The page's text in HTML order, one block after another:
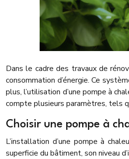
Dans le cadre des travaux de
consommation d’énergie. Ce
plus, l’utilisation d’une pompe à
compte plusieurs paramètres, tels
Choisir une pompe à
L’installation d’une pompe à
superficie du bâtiment, son niveau